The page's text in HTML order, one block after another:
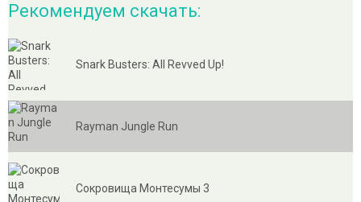
Рекомендуем скачать:
Snark Busters: All Revved Up!
Rayman Jungle Run
Сокровища Монтесумы 3